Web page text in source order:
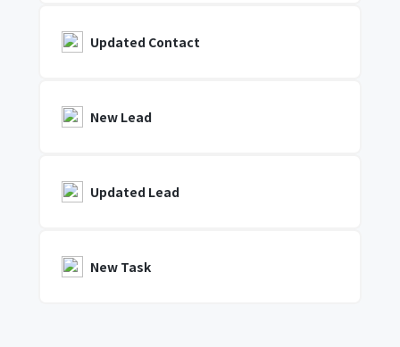
Updated Contact
New Lead
Updated Lead
New Task